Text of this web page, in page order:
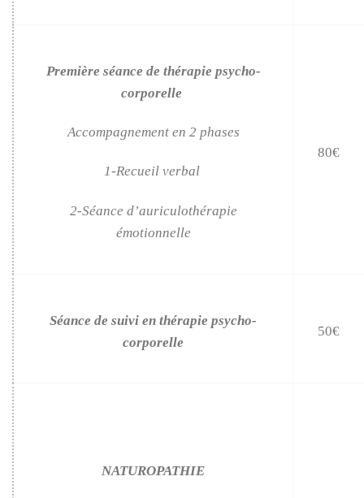
Première séance de thérapie psycho-
corporelle
Accompagnement en 2 phases
1-Recueil verbal
2-Séance d’auriculothérapie
émotionnelle
80€
Séance de suivi en thérapie psycho-
corporelle
50€
NATUROPATHIE